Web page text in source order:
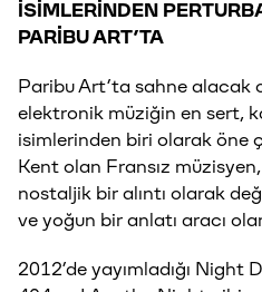
İSİMLERİNDEN
PARİBU ART’TA
Paribu Art’ta sahne
elektronik müziğin en sert,
isimlerinden biri olarak öne
Kent olan Fransız
nostaljik bir alıntı olarak
ve yoğun bir anlatı aracı
2012’de yayımladığı Night